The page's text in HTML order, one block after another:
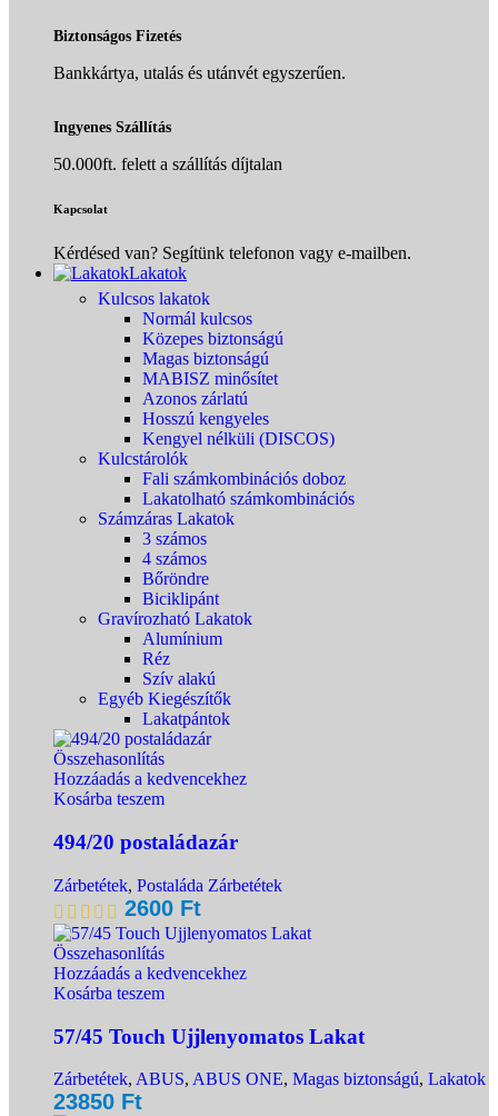
Biztonságos Fizetés
Bankkártya, utalás és utánvét egyszerűen.
Ingyenes Szállítás
50.000ft. felett a szállítás díjtalan
Kapcsolat
Kérdésed van? Segítünk telefonon vagy e-mailben.
Lakatok
Kulcsos lakatok
Normál kulcsos
Közepes biztonságú
Magas biztonságú
MABISZ minősítet
Azonos zárlatú
Hosszú kengyeles
Kengyel nélküli (DISCOS)
Kulcstárolók
Fali számkombinációs doboz
Lakatolható számkombinációs
Számzáras Lakatok
3 számos
4 számos
Bőröndre
Biciklipánt
Gravírozható Lakatok
Alumínium
Réz
Szív alakú
Egyéb Kiegészítők
Lakatpántok
Összehasonlítás
Hozzáadás a kedvencekhez
Kosárba teszem
494/20 postaládazár
Zárbetétek, Postaláda Zárbetétek
2600 Ft
Összehasonlítás
Hozzáadás a kedvencekhez
Kosárba teszem
57/45 Touch Ujjlenyomatos Lakat
Zárbetétek, ABUS, ABUS ONE, Magas biztonságú, Lakatok
23850 Ft